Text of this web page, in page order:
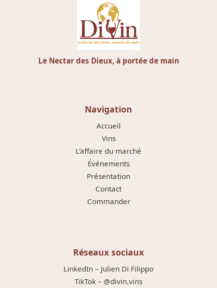
Le Nectar des Dieux, à portée de main
Navigation
Accueil
Vins
L'affaire du marché
Événements
Présentation
Contact
Commander
Réseaux sociaux
LinkedIn – Julien Di Filippo
TikTok – @divin.vins